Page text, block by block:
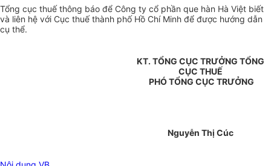
Tổng cục thuế thông báo để Công ty cổ phần que hàn Hà Việt biết
và liên hệ với Cục thuế thành phố Hồ Chí Minh để được hướng dẫn
cụ thể.
KT. TỔNG CỤC TRƯỞNG TỔNG
CỤC THUẾ
PHÓ TỔNG CỤC TRƯỞNG
Nguyễn Thị Cúc